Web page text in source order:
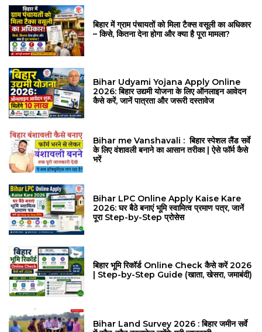
बिहार में ग्राम पंचायतों को मिला टैक्स वसूली का अधिकार
– किसे, कितना देना होगा और क्या है पूरा मामला?
Bihar Udyami Yojana Apply Online
2026: बिहार उद्यमी योजना के लिए ऑनलाइन आवेदन
कैसे करें, जानें पात्रता और जरूरी दस्तावेज
Bihar me Vanshavali : बिहार स्पेशल लैंड सर्वे
के लिए वंशावली बनाने का आसान तरीका | ऐसे फॉर्म कैसे
भरें
Bihar LPC Online Apply Kaise Kare
2026: घर बैठे बनाएं भूमि स्वामित्व प्रमाण पत्र, जानें
पूरा Step-by-Step प्रोसेस
बिहार भूमि रिकॉर्ड Online Check कैसे करें 2026
| Step-by-Step Guide (खाता, खेसरा, जमाबंदी)
Bihar Land Survey 2026 : बिहार जमीन सर्वे